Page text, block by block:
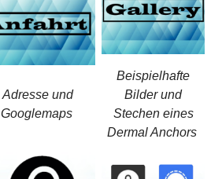
Adresse und
Googlemaps
Beispielhafte
Bilder und
Stechen eines
Dermal Anchors